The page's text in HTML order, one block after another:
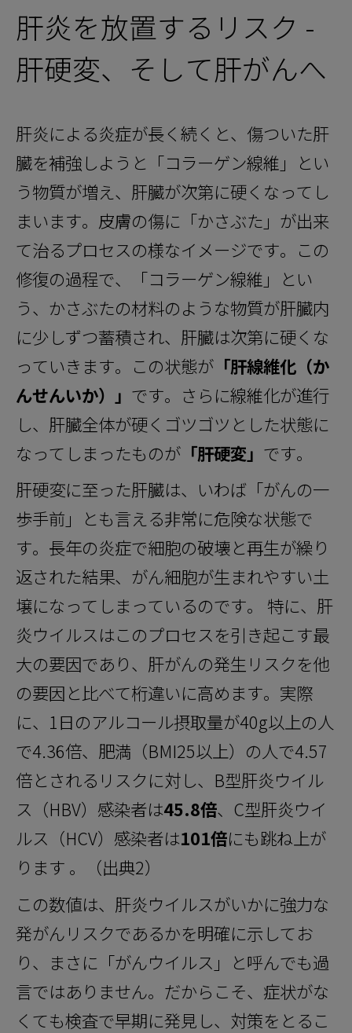
肝炎を放置するリスク -
肝硬変、そして肝がんへ
肝炎による炎症が長く続くと、傷ついた肝
臓を補強しようと「コラーゲン線維」とい
う物質が増え、肝臓が次第に硬くなってし
まいます。皮膚の傷に「かさぶた」が出来
て治るプロセスの様なイメージです。この
修復の過程で、「コラーゲン線維」とい
う、かさぶたの材料のような物質が肝臓内
に少しずつ蓄積され、肝臓は次第に硬くな
っていきます。この状態が 「肝線維化（か
んせんいか）」 です。さらに線維化が進行
し、肝臓全体が硬くゴツゴツとした状態に
なってしまったものが 「肝硬変」 です。
肝硬変に至った肝臓は、いわば「がんの一
歩手前」とも言える非常に危険な状態で
す。長年の炎症で細胞の破壊と再生が繰り
返された結果、がん細胞が生まれやすい土
壌になってしまっているのです。 特に、肝
炎ウイルスはこのプロセスを引き起こす最
大の要因であり、肝がんの発生リスクを他
の要因と比べて桁違いに高めます。実際
に、1日のアルコール摂取量が40g以上の人
で4.36倍、肥満（BMI25以上）の人で4.57
倍とされるリスクに対し、B型肝炎ウイル
ス（HBV）感染者は45.8倍、C型肝炎ウイ
ルス（HCV）感染者は101倍にも跳ね上が
ります 。（出典2）
この数値は、肝炎ウイルスがいかに強力な
発がんリスクであるかを明確に示してお
り、まさに「がんウイルス」と呼んでも過
言ではありません。だからこそ、症状がな
くても検査で早期に発見し、対策をとるこ